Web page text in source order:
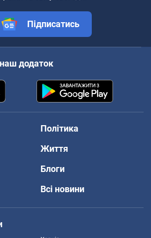
Підписатись
додаток
Політика
Життя
Блоги
Всі новини